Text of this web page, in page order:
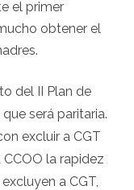
el primer
obtener el
del II Plan de
será paritaria.
excluir a CGT
la rapidez
a CGT,